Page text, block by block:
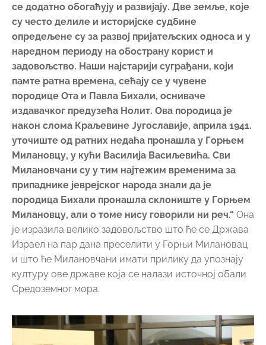
се додатно обогаћују и развијају. Две земље, које
су често делиле и историјске судбине
опредељене су за развој пријатељских односа и у
наредном периоду на обострану корист и
задовољство. Наши најстарији суграђани, који
памте ратна времена, сећају се у чувене
породице Ота и Павла Бихали, осниваче
издавачког предузећа Нолит. Ова породица је
након слома Краљевине Југославије, априла 1941.
уточиште од ратних недаћа пронашла у Горњем
Милановцу, у кући Василија Васиљевића. Сви
Милановчани су у тим најтежим временима за
припаднике јеврејског народа знали да је
породица Бихали пронашла склониште у Горњем
Милановцу, али о томе нису говорили ни реч.“ Она
је изразила велико задовољство што ће се Држава
Израел на пар дана преселити у Горњи Милановац
и што ће Милановчани имати прилику да упознају
културу ове државе која се налази источној обали
Средоземног мора.